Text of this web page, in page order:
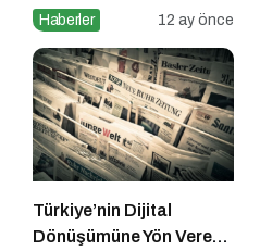
Haberler 12 ay önce
Türkiye’nin Dijital
Dönüşümüne Yön Veren